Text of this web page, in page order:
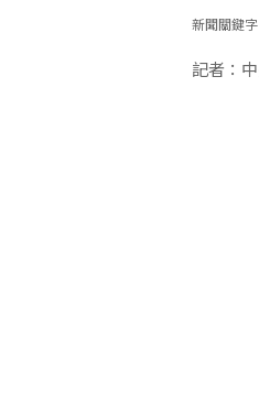
新聞關鍵字
記者：